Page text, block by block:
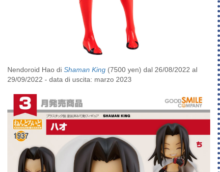
Nendoroid Hao di Shaman King (7500 yen) dal 26/08/2022 al
29/09/2022 - data di uscita: marzo 2023